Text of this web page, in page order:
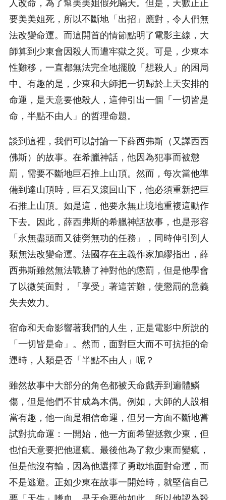
人改命，為了幫美美姐假死瞞天。但是，天數正正
要美美姐死，所以不斷地「出招」應對，令人們無
法改變命運。而這開首的情節點明了電影主線，大
師算到少東會因殺人而遭牢獄之災。可是，少東本
性難移，一直都無法完全地擺脫「想殺人」的困局
中。有趣的是，少東和大師把一切歸於上天安排的
命運，是天意要他殺人，這伸引出一個「一切皆是
命，半點不由人」的哲理命題。
談到這裡，我們可以討論一下薛西弗斯（又譯西西
佛斯）的故事。在希臘神話，他因為犯事而被懲
罰，需要不斷地巨石推上山頂。然而，每次當他準
備到達山頂時，巨石又滾回山下，他必須重新把巨
石推上山頂。如是這，他要永無止境地重複這動作
下去。因此，薛西弗斯的希臘神話故事，也是形容
「永無盡頭而又徒勞無功的任務」，同時伸引到人
類無法改變命運。法國存在主義作家加繆指出，薛
西弗斯雖然無法戰勝了神對他的懲罰，但是他學會
了以微笑面對，「享受」著這苦難，使懲罰的意義
失去效力。
宿命和天命影響著我們的人生，正是電影中所說的
「一切皆是命」。然而，面對巨大而不可抗拒的命
運時，人類是否「半點不由人」呢？
雖然故事中大部分的角色都被天命戲弄到遍體鱗
傷，但是他們不甘成為木偶。例如，大師的人設相
當有趣，他一面是相信命運，但另一方面不斷地嘗
試對抗命運：一開始，他一方面希望拯救少東，但
也怕天意要把他逼瘋。最後他為了救少東而變瘋，
但是他沒有輸，因為他選擇了勇敢地面對命運，而
不是逃避。正如少東在故事一開始時，就堅信自己
要「天生」嗜血，是天命要他如此，所以他認為殺